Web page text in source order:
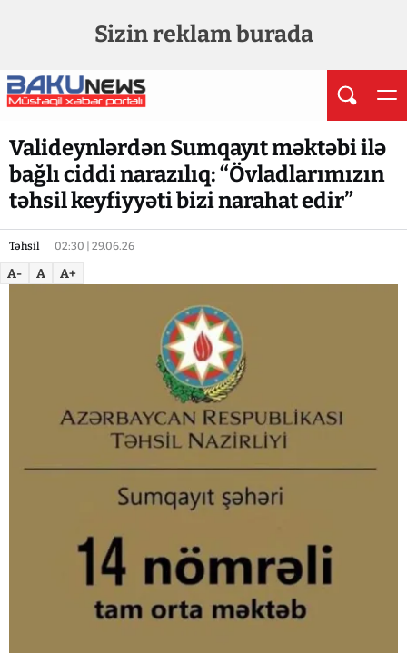
Sizin reklam burada
Valideynlərdən Sumqayıt məktəbi ilə
bağlı ciddi narazılıq: “Övladlarımızın
təhsil keyfiyyəti bizi narahat edir”
Təhsil 02:30 | 29.06.26
A- A A+